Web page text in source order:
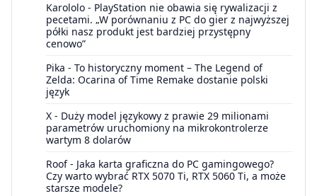
Karololo - PlayStation nie obawia się rywalizacji z
pecetami. „W porównaniu z PC do gier z najwyższej
półki nasz produkt jest bardziej przystępny
cenowo”
Pika - To historyczny moment – The Legend of
Zelda: Ocarina of Time Remake dostanie polski
język
X - Duży model językowy z prawie 29 milionami
parametrów uruchomiony na mikrokontrolerze
wartym 8 dolarów
Roof- Jaka karta graficzna do PC gamingowego?
Czy warto wybrać RTX 5070 Ti, RTX 5060 Ti, a może
starsze modele?